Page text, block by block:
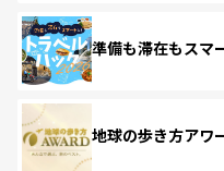
準備も滞在もス
地球の歩き方アワ